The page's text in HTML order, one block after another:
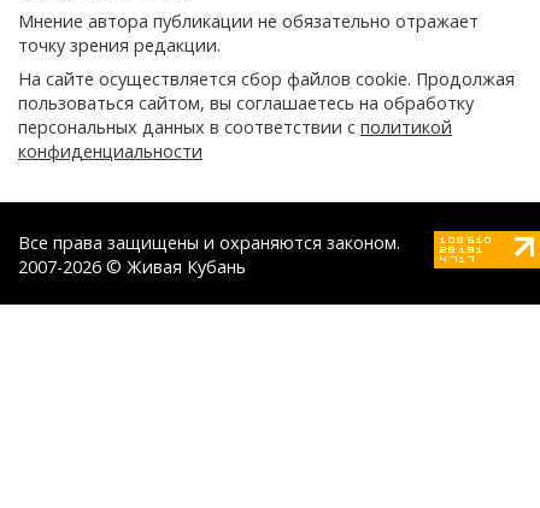
Мнение автора публикации не обязательно отражает
точку зрения редакции.
На сайте осуществляется сбор файлов cookie. Продолжая
пользоваться сайтом, вы соглашаетесь на обработку
персональных данных в соответствии с политикой
конфиденциальности
Все права защищены и охраняются законом.
2007-2026 © Живая Кубань